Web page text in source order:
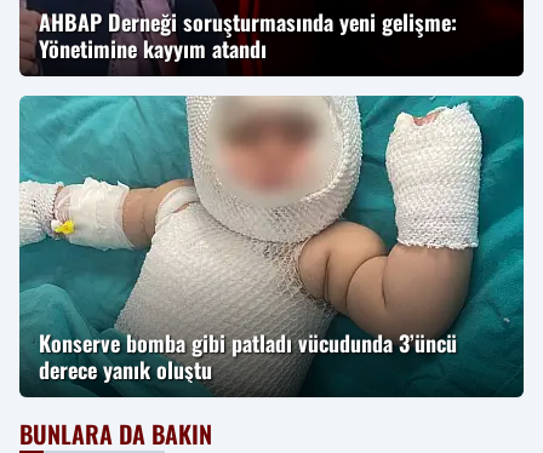
AHBAP Derneği soruşturmasında yeni gelişme:
Yönetimine kayyım atandı
Konserve bomba gibi patladı vücudunda 3’üncü
derece yanık oluştu
BUNLARA DA BAKIN